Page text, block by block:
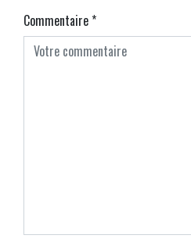
Commentaire*